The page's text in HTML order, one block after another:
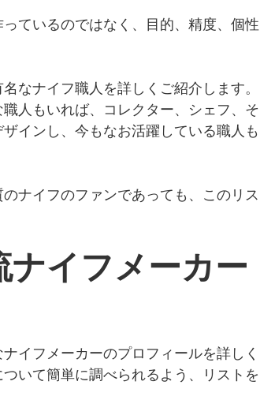
ているのではなく、目的、精度、個性
なナイフ職人を詳しくご紹介します。
人もいれば、コレクター、シェフ、そ
インし、今もなお活躍している職人も
ナイフのファンであっても、このリス
イフメーカー
イフメーカーのプロフィールを詳しく
いて簡単に調べられるよう、リストを